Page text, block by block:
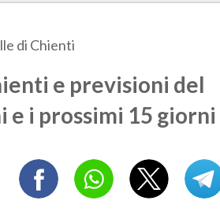
di Chienti
e previsioni del
e i prossimi 15 giorni